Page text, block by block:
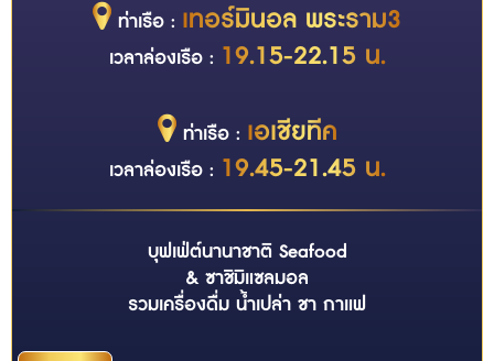
ท่าเรือ : เทอร์มินอล พระราม3
เวลาล่องเรือ : 19.15-22.15 น.
ท่าเรือ : เอเชียทีค
เวลาล่องเรือ : 19.45-21.45 น.
บุฟเฟ่ต์นานาชาติ Seafood
& ซาชิมิแซลมอล
รวมเครื่องดื่ม น้ำเปล่า ชา กาแฟ